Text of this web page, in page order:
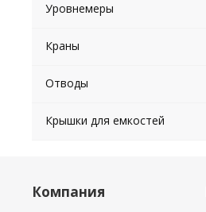
Уровнемеры
Краны
Отводы
Крышки для емкостей
Компания